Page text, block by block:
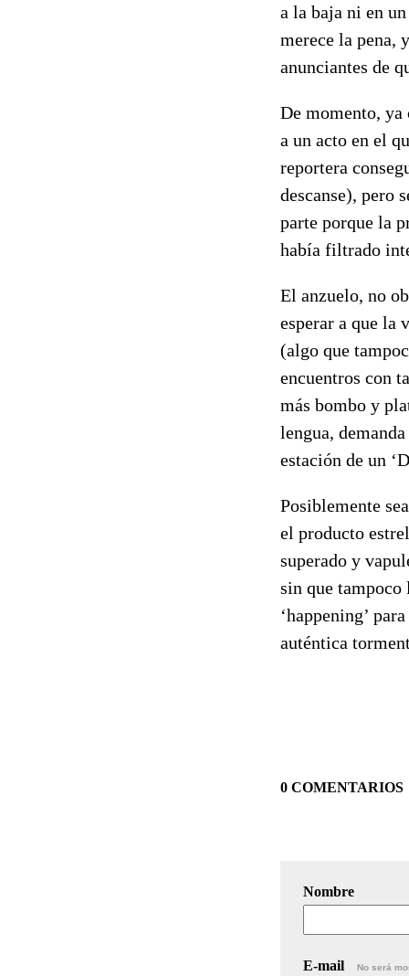
a la baja ni en
merece la pena,
anunciantes de
De momento, ya
a un acto en el
reportera
descanse), pero
parte porque la
había filtrado
El anzuelo, no
esperar a que la
(algo que
encuentros con
más bombo y
lengua,
estación de un
Posiblemente
el producto
superado y
sin que tampoco
‘happening’
auténtica
0 COMENTARIOS
Nombre
E-mail No será